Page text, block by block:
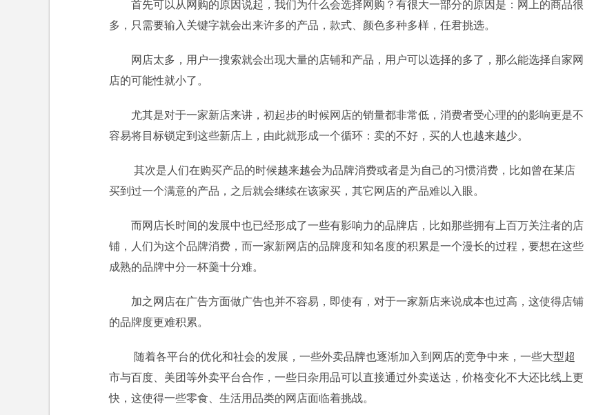
首先可以从网购的原因说起，我们为什么会选择网购？有很大一部分的原因是：网上的商品很
多，只需要输入关键字就会出来许多的产品，款式、颜色多种多样，任君挑选。
网店太多，用户一搜索就会出现大量的店铺和产品，用户可以选择的多了，那么能选择自家网
店的可能性就小了。
尤其是对于一家新店来讲，初起步的时候网店的销量都非常低，消费者受心理的的影响更是不
容易将目标锁定到这些新店上，由此就形成一个循环：卖的不好，买的人也越来越少。
其次是人们在购买产品的时候越来越会为品牌消费或者是为自己的习惯消费，比如曾在某店
买到过一个满意的产品，之后就会继续在该家买，其它网店的产品难以入眼。
而网店长时间的发展中也已经形成了一些有影响力的品牌店，比如那些拥有上百万关注者的店
铺，人们为这个品牌消费，而一家新网店的品牌度和知名度的积累是一个漫长的过程，要想在这些
成熟的品牌中分一杯羹十分难。
加之网店在广告方面做广告也并不容易，即使有，对于一家新店来说成本也过高，这使得店铺
的品牌度更难积累。
随着各平台的优化和社会的发展，一些外卖品牌也逐渐加入到网店的竞争中来，一些大型超
市与百度、美团等外卖平台合作，一些日杂用品可以直接通过外卖送达，价格变化不大还比线上更
快，这使得一些零食、生活用品类的网店面临着挑战。